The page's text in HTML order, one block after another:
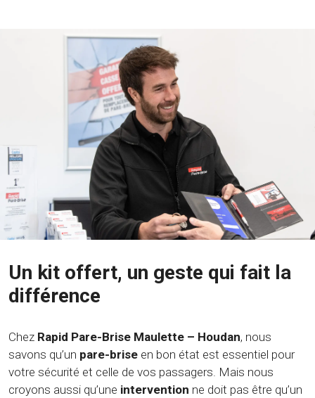
Un kit offert, un geste qui fait la
différence
Chez Rapid Pare-Brise Maulette – Houdan, nous
savons qu’un pare-brise en bon état est essentiel pour
votre sécurité et celle de vos passagers. Mais nous
croyons aussi qu’une intervention ne doit pas être qu’un